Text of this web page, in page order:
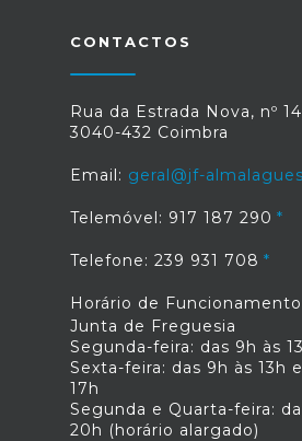
CONTACTOS
Rua da Estrada Nova, nº 14
3040-432 Coimbra
Email: geral@jf-
Telemóvel: 917 187 290
Telefone: 239 931 708
Horário de
Junta de Freguesia
Segunda-feira: das 9h às
Sexta-feira: das 9h às 13h
17h
Segunda e Quarta-feira:
20h (horário alargado)